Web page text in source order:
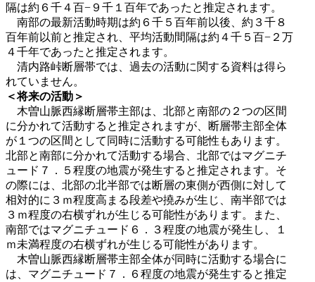
隔は約６千４百−９千１百年であったと推定されます。
南部の最新活動時期は約６千５百年前以後、約３千８
百年前以前と推定され、平均活動間隔は約４千５百−２万
４千年であったと推定されます。
清内路峠断層帯では、過去の活動に関する資料は得ら
れていません。
＜将来の活動＞
木曽山脈西縁断層帯主部は、北部と南部の２つの区間
に分かれて活動すると推定されますが、断層帯主部全体
が１つの区間として同時に活動する可能性もあります。
北部と南部に分かれて活動する場合、北部ではマグニチ
ュード７．５程度の地震が発生すると推定されます。そ
の際には、北部の北半部では断層の東側が西側に対して
相対的に３ｍ程度高まる段差や撓みが生じ、南半部では
３ｍ程度の右横ずれが生じる可能性があります。また、
南部ではマグニチュード６．３程度の地震が発生し、１
ｍ未満程度の右横ずれが生じる可能性があります。
木曽山脈西縁断層帯主部全体が同時に活動する場合に
は、マグニチュード７．６程度の地震が発生すると推定